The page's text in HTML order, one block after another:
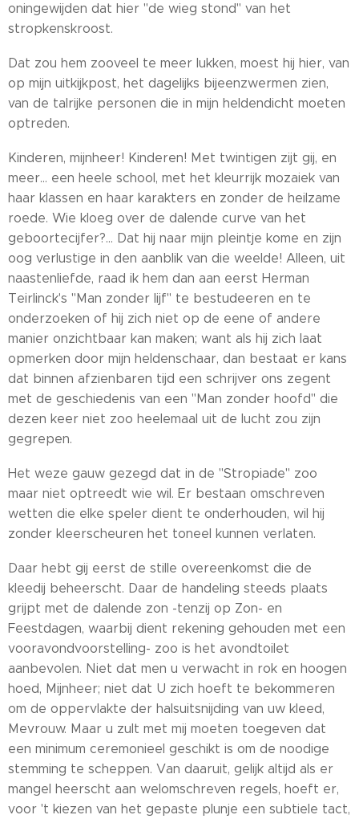
oningewijden dat hier "de wieg stond" van het
stropkenskroost.
Dat zou hem zooveel te meer lukken, moest hij hier, van
op mijn uitkijkpost, het dagelijks bijeenzwermen zien,
van de talrijke personen die in mijn heldendicht moeten
optreden.
Kinderen, mijnheer! Kinderen! Met twintigen zijt gij, en
meer... een heele school, met het kleurrijk mozaiek van
haar klassen en haar karakters en zonder de heilzame
roede. Wie kloeg over de dalende curve van het
geboortecijfer?... Dat hij naar mijn pleintje kome en zijn
oog verlustige in den aanblik van die weelde! Alleen, uit
naastenliefde, raad ik hem dan aan eerst Herman
Teirlinck's "Man zonder lijf" te bestudeeren en te
onderzoeken of hij zich niet op de eene of andere
manier onzichtbaar kan maken; want als hij zich laat
opmerken door mijn heldenschaar, dan bestaat er kans
dat binnen afzienbaren tijd een schrijver ons zegent
met de geschiedenis van een "Man zonder hoofd" die
dezen keer niet zoo heelemaal uit de lucht zou zijn
gegrepen.
Het weze gauw gezegd dat in de "Stropiade" zoo
maar niet optreedt wie wil. Er bestaan omschreven
wetten die elke speler dient te onderhouden, wil hij
zonder kleerscheuren het toneel kunnen verlaten.
Daar hebt gij eerst de stille overeenkomst die de
kleedij beheerscht. Daar de handeling steeds plaats
grijpt met de dalende zon -tenzij op Zon- en
Feestdagen, waarbij dient rekening gehouden met een
vooravondvoorstelling- zoo is het avondtoilet
aanbevolen. Niet dat men u verwacht in rok en hoogen
hoed, Mijnheer; niet dat U zich hoeft te bekommeren
om de oppervlakte der halsuitsnijding van uw kleed,
Mevrouw. Maar u zult met mij moeten toegeven dat
een minimum ceremonieel geschikt is om de noodige
stemming te scheppen. Van daaruit, gelijk altijd als er
mangel heerscht aan welomschreven regels, hoeft er,
voor 't kiezen van het gepaste plunje een subtiele tact,